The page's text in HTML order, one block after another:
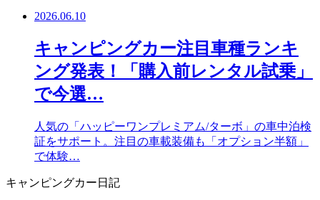
2026.06.10
キャンピングカー注目車種ランキ
ング発表！「購入前レンタル試乗」
で今選…
人気の「ハッピーワンプレミアム/ターボ」の車中泊検
証をサポート。注目の車載装備も「オプション半額」
で体験…
キャンピングカー日記